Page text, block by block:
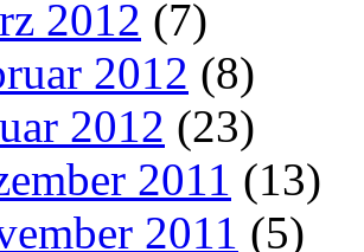
2012 (7)
2012 (8)
2012 (23)
2011 (13)
2011 (5)